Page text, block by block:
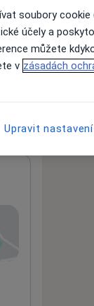
soubory cookie
účely a
můžete
v zásadách
Upravit nastavení